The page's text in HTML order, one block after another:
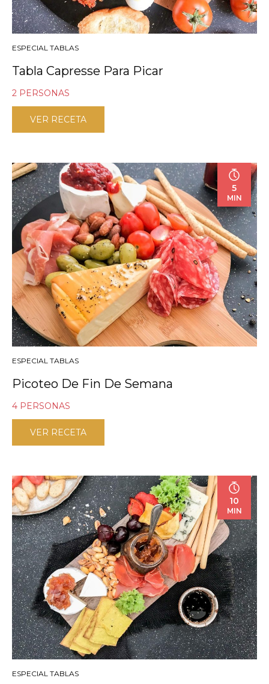
ESPECIAL TABLAS
Tabla Capresse Para Picar
2 PERSONAS
VER RECETA
5
MIN
ESPECIAL TABLAS
Picoteo De Fin De Semana
4 PERSONAS
VER RECETA
10
MIN
ESPECIAL TABLAS